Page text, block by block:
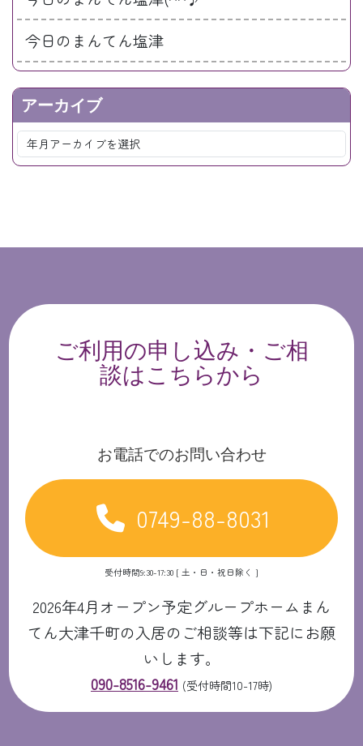
今日のまんてん塩津
アーカイブ
ご利用の申し込み・ご相
談はこちらから
お電話でのお問い合わせ
0749-88-8031
受付時間9:30-17:30 [ 土・日・祝日除く ]
2026年4月オープン予定グループホームまん
てん大津千町の入居のご相談等は下記にお願
いします。
090-8516-9461 (受付時間10-17時)